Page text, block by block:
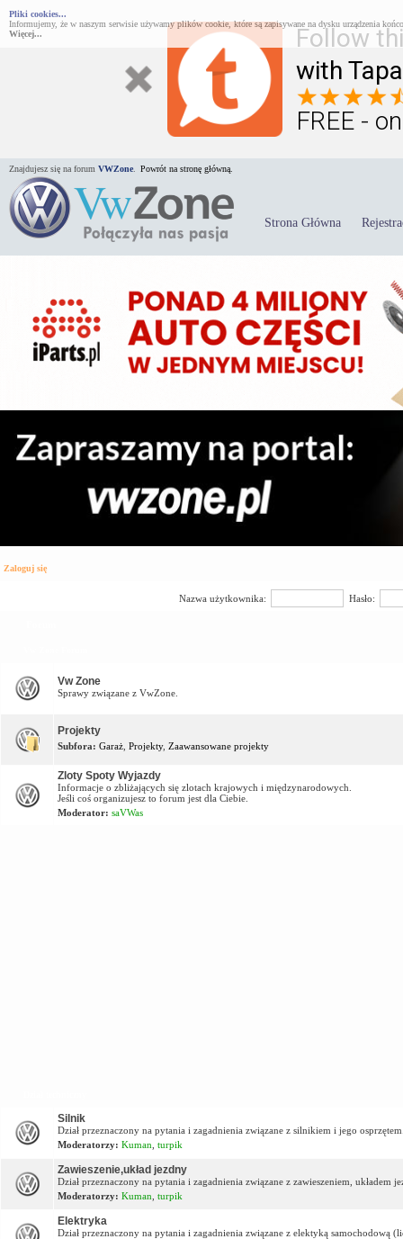
Follow
with
FREE -
Pliki cookies...
Informujemy, że w naszym serwisie używamy plików cookie, które są zapisywane na dysku urządzenia
Więcej...
Znajdujesz się na forum VWZone Powrót na stronę główną.
Strona Główna
Zaloguj się
Nazwa użytkownika: Hasło:
Vw Zone
Sprawy związane z VwZone.
Projekty
Subfora: Garaż Projekty, Zaawansowane projekty
Zloty Spoty Wyjazdy
Informacje o zbliżających się zlotach krajowych i międzynarodowych.
Jeśli coś organizujesz to forum jest dla Ciebie.
Moderator: saVWas
Silnik
Dział przeznaczony na pytania i zagadnienia związane z silnikiem i jego
Moderatorzy: Kuman turpik
Zawieszenie,układ jezdny
Dział przeznaczony na pytania i zagadnienia związane z zawieszeniem, układem
Moderatorzy: Kuman turpik
Elektryka
Dział przeznaczony na pytania i zagadnienia związane z elektyką samochodową